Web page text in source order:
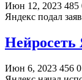
Июн 12, 2023 485
Яндекс подал
Нейросеть
Июн 6, 2023 456 0